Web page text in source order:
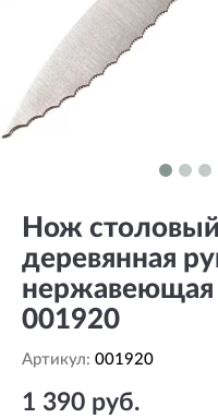
Нож
деревянная
нержавеющая
001920
Артикул: 001920
1 390 руб.